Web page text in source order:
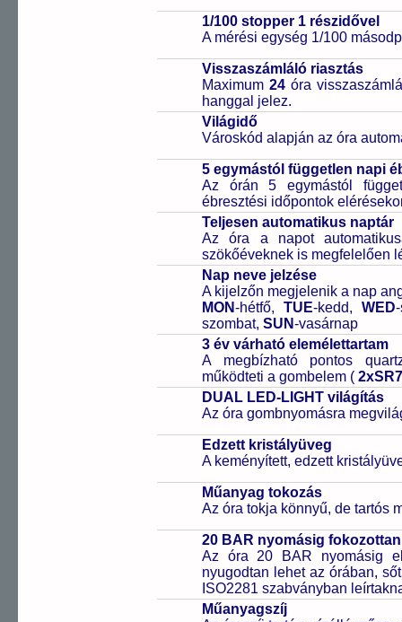
1/100 stopper 1 részidővel
A mérési egység 1/100
Visszaszámláló riasztás
Maximum24 óra
hanggal jelez.
Világidő
Városkód alapján az óra
5 egymástól független napi
Az órán 5 egymástól
ébresztési időpontok
Teljesen automatikus naptár
Az óra a napot
szökőéveknek is megfelelően
Nap neve jelzése
A kijelzőn megjelenik a nap
MON-hétfő, TUE-kedd, WED
szombat, SUN-vasárnap
3 év várható elemélettartam
A megbízható pontos
működteti a gombelem (
DUAL LED-LIGHT világítás
Az óra gombnyomásra
Edzett kristályüveg
A keményített, edzett
Műanyag tokozás
Az óra tokja könnyű, de tartós
20 BAR nyomásig
Az óra 20 BAR nyomásig
nyugodtan lehet az órában,
ISO2281 szabványban
Műanyagszíj